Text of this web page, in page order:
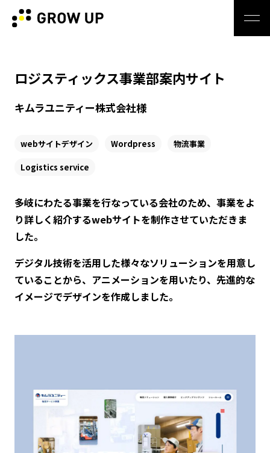
ロジスティックス事業部案内サイト
キムラユニティー株式会社様
webサイトデザイン Wordpress 物流事業
Logistics service
多岐にわたる事業を行なっている会社のため、事業をよ
り詳しく紹介するwebサイトを制作させていただきま
した。
デジタル技術を活用した様々なソリューションを用意し
ていることから、アニメーションを用いたり、先進的な
イメージでデザインを作成しました。